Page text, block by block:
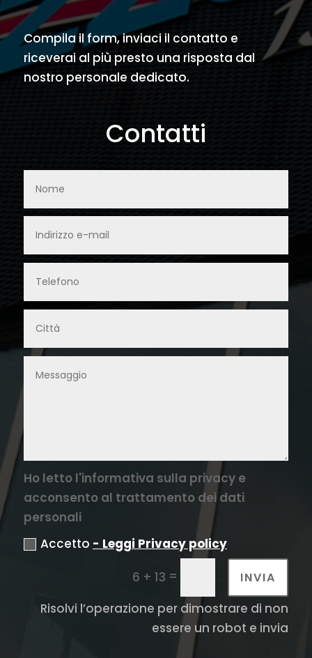
Compila il form, inviaci il contatto e
riceverai al più presto una risposta dal
nostro personale dedicato.
Contatti
Ho letto l'informativa sulla privacy e
acconsento al trattamento dei dati
personali
Accetto - Leggi Privacy policy
6 + 13 = INVIA
Risolvi l’operazione per dimostrare di non
essere un robot e invia